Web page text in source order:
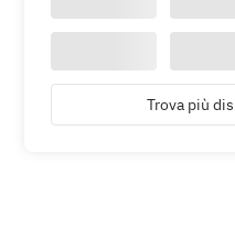
Trova più